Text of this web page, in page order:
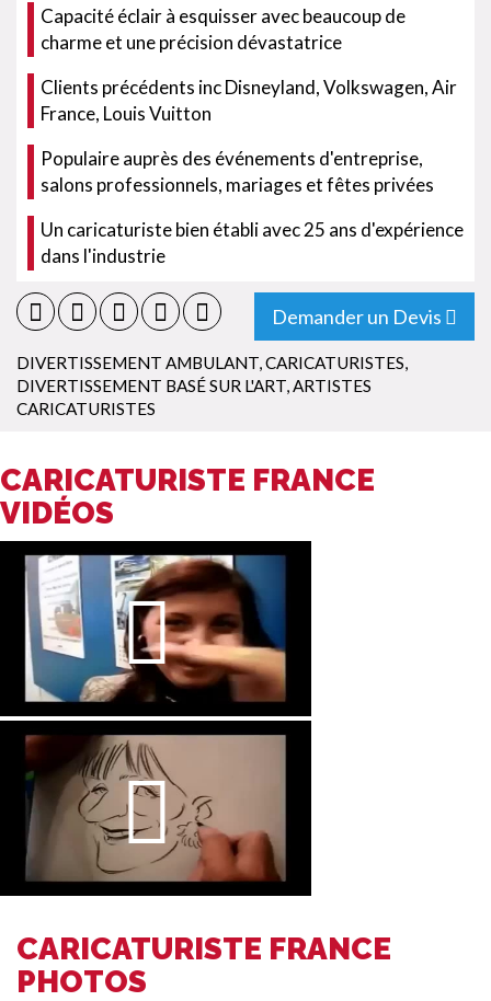
Capacité éclair à esquisser avec beaucoup de
charme et une précision dévastatrice
Clients précédents inc Disneyland, Volkswagen, Air
France, Louis Vuitton
Populaire auprès des événements d'entreprise,
salons professionnels, mariages et fêtes privées
Un caricaturiste bien établi avec 25 ans d'expérience
dans l'industrie
Demander un Devis
DIVERTISSEMENT AMBULANT,CARICATURISTES,
DIVERTISSEMENT BASÉ SUR L'ART,ARTISTES
CARICATURISTES
CARICATURISTE FRANCE
VIDÉOS
CARICATURISTE FRANCE
PHOTOS